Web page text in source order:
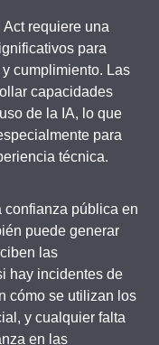
requiere una
para
cumplimiento. Las
capacidades
de la IA, lo que
para
técnica.
confianza pública en
puede generar
las
hay incidentes de
cómo se utilizan los
y cualquier falta
en las